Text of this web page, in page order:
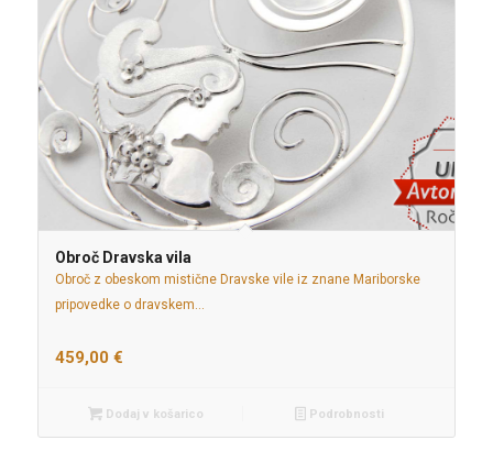
Obroč Dravska vila
Obroč z obeskom mistične Dravske vile iz znane Mariborske
pripovedke o dravskem…
459,00 €
Dodaj v košarico Podrobnosti